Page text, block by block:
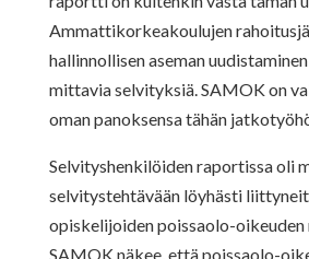
Ammattikorkeakoulujen
hallinnollisen aseman
mittavia selvityksiä. SAMOK on
oman panoksensa tähän
Selvityshenkilöiden raportissa oli
selvitystehtävään löyhästi
opiskelijoiden poissaolo-oikeuden
SAMOK näkee, että poissaolo-